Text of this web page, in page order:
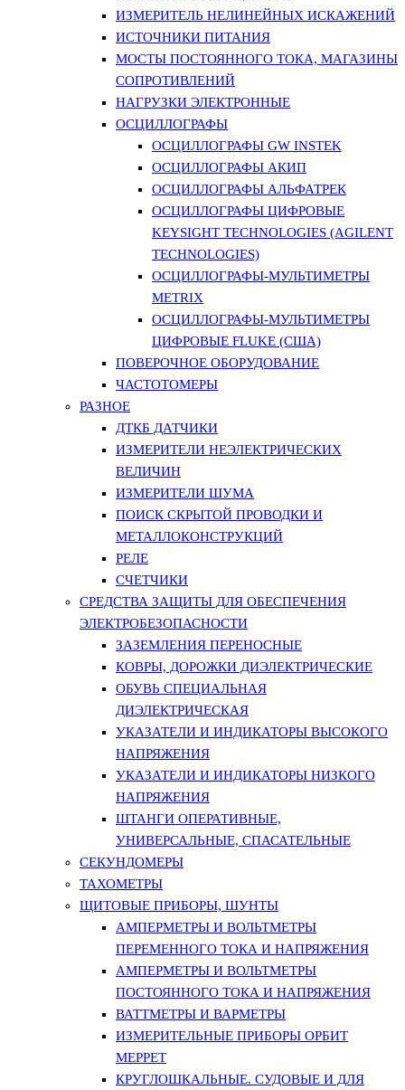
ИЗМЕРИТЕЛЬ НЕЛИНЕЙНЫХ ИСКАЖЕНИЙ
ИСТОЧНИКИ ПИТАНИЯ
МОСТЫ ПОСТОЯННОГО ТОКА, МАГАЗИНЫ
СОПРОТИВЛЕНИЙ
НАГРУЗКИ ЭЛЕКТРОННЫЕ
ОСЦИЛЛОГРАФЫ
ОСЦИЛЛОГРАФЫ GW INSTEK
ОСЦИЛЛОГРАФЫ АКИП
ОСЦИЛЛОГРАФЫ АЛЬФАТРЕК
ОСЦИЛЛОГРАФЫ ЦИФРОВЫЕ
KEYSIGHT TECHNOLOGIES (AGILENT
TECHNOLOGIES)
ОСЦИЛЛОГРАФЫ-МУЛЬТИМЕТРЫ
METRIX
ОСЦИЛЛОГРАФЫ-МУЛЬТИМЕТРЫ
ЦИФРОВЫЕ FLUKE (США)
ПОВЕРОЧНОЕ ОБОРУДОВАНИЕ
ЧАСТОТОМЕРЫ
РАЗНОЕ
ДТКБ ДАТЧИКИ
ИЗМЕРИТЕЛИ НЕЭЛЕКТРИЧЕСКИХ
ВЕЛИЧИН
ИЗМЕРИТЕЛИ ШУМА
ПОИСК СКРЫТОЙ ПРОВОДКИ И
МЕТАЛЛОКОНСТРУКЦИЙ
РЕЛЕ
СЧЕТЧИКИ
СРЕДСТВА ЗАЩИТЫ ДЛЯ ОБЕСПЕЧЕНИЯ
ЭЛЕКТРОБЕЗОПАСНОСТИ
ЗАЗЕМЛЕНИЯ ПЕРЕНОСНЫЕ
КОВРЫ, ДОРОЖКИ ДИЭЛЕКТРИЧЕСКИЕ
ОБУВЬ СПЕЦИАЛЬНАЯ
ДИЭЛЕКТРИЧЕСКАЯ
УКАЗАТЕЛИ И ИНДИКАТОРЫ ВЫСОКОГО
НАПРЯЖЕНИЯ
УКАЗАТЕЛИ И ИНДИКАТОРЫ НИЗКОГО
НАПРЯЖЕНИЯ
ШТАНГИ ОПЕРАТИВНЫЕ,
УНИВЕРСАЛЬНЫЕ, СПАСАТЕЛЬНЫЕ
СЕКУНДОМЕРЫ
ТАХОМЕТРЫ
ЩИТОВЫЕ ПРИБОРЫ, ШУНТЫ
АМПЕРМЕТРЫ И ВОЛЬТМЕТРЫ
ПЕРЕМЕННОГО ТОКА И НАПРЯЖЕНИЯ
АМПЕРМЕТРЫ И ВОЛЬТМЕТРЫ
ПОСТОЯННОГО ТОКА И НАПРЯЖЕНИЯ
ВАТТМЕТРЫ И ВАРМЕТРЫ
ИЗМЕРИТЕЛЬНЫЕ ПРИБОРЫ ОРБИТ
МЕРРЕТ
КРУГЛОШКАЛЬНЫЕ. СУДОВЫЕ И ДЛЯ